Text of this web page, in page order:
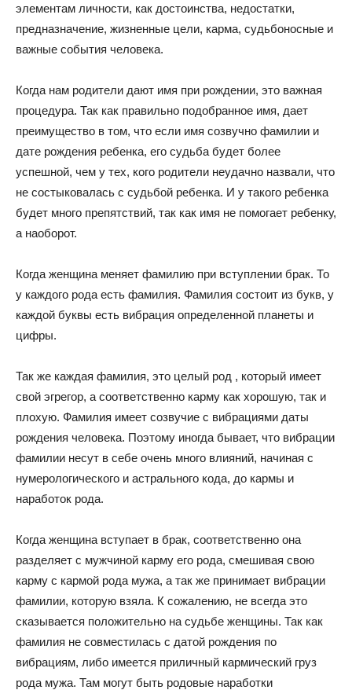
элементам личности, как достоинства, недостатки,
предназначение, жизненные цели, карма, судьбоносные и
важные события человека.
Когда нам родители дают имя при рождении, это важная
процедура. Так как правильно подобранное имя, дает
преимущество в том, что если имя созвучно фамилии и
дате рождения ребенка, его судьба будет более
успешной, чем у тех, кого родители неудачно назвали, что
не состыковалась с судьбой ребенка. И у такого ребенка
будет много препятствий, так как имя не помогает ребенку,
а наоборот.
Когда женщина меняет фамилию при вступлении брак. То
у каждого рода есть фамилия. Фамилия состоит из букв, у
каждой буквы есть вибрация определенной планеты и
цифры.
Так же каждая фамилия, это целый род , который имеет
свой эгрегор, а соответственно карму как хорошую, так и
плохую. Фамилия имеет созвучие с вибрациями даты
рождения человека. Поэтому иногда бывает, что вибрации
фамилии несут в себе очень много влияний, начиная с
нумерологического и астрального кода, до кармы и
наработок рода.
Когда женщина вступает в брак, соответственно она
разделяет с мужчиной карму его рода, смешивая свою
карму с кармой рода мужа, а так же принимает вибрации
фамилии, которую взяла. К сожалению, не всегда это
сказывается положительно на судьбе женщины. Так как
фамилия не совместилась с датой рождения по
вибрациям, либо имеется приличный кармический груз
рода мужа. Там могут быть родовые наработки